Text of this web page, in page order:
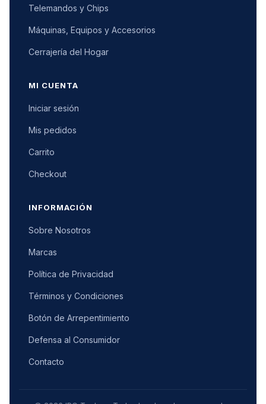
Telemandos y Chips
Máquinas, Equipos y Accesorios
Cerrajería del Hogar
MI CUENTA
Iniciar sesión
Mis pedidos
Carrito
Checkout
INFORMACIÓN
Sobre Nosotros
Marcas
Política de Privacidad
Términos y Condiciones
Botón de Arrepentimiento
Defensa al Consumidor
Contacto